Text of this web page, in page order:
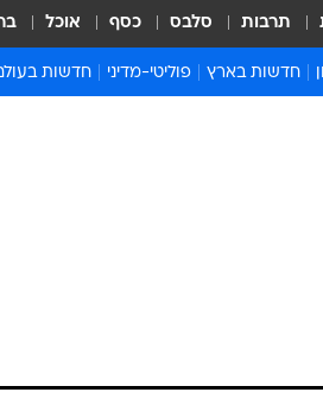
תרבות סלבס כסף אוכל
חדשות בארץ פוליטי-מדיני חדשות